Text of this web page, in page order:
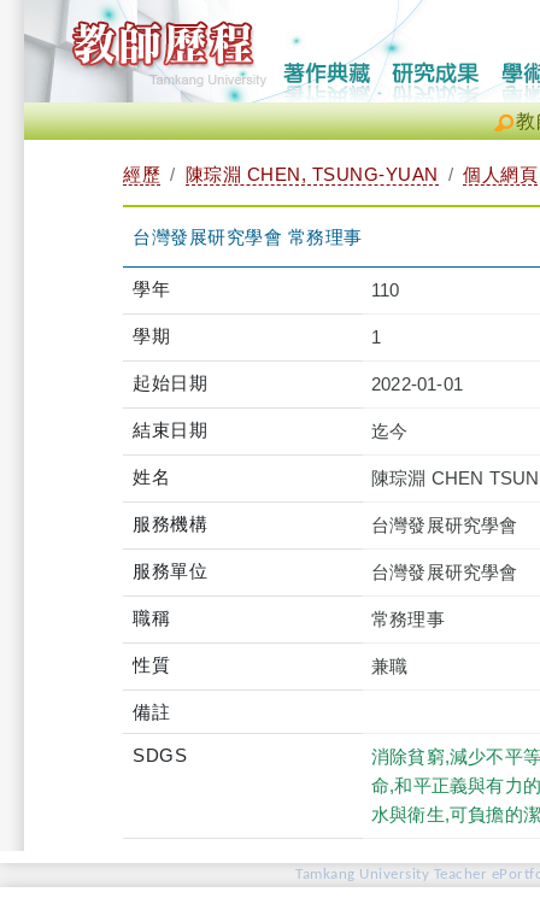
教
經歷 陳琮淵 CHEN, TSUNG-YUAN 個人網頁
台灣發展研究學會 常務理事
學年 110
學期 1
起始日期 2022-01-01
結束日期 迄今
姓名 陳琮淵 CHEN
服務機構 台灣發展研究學會
服務單位 台灣發展研究學會
職稱 常務理事
性質 兼職
備註
SDGS
消除貧窮,減少不平
命,和平正義與有力
水與衛生,可負擔的
Tamkang University Teacher